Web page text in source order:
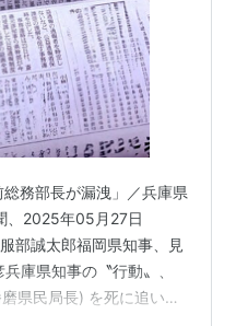
務部長が漏洩」／兵庫県
、2025年05月27日
部誠太郎福岡県知事、見
庫県知事の〝行動〟、
県民局長) を死に追いや